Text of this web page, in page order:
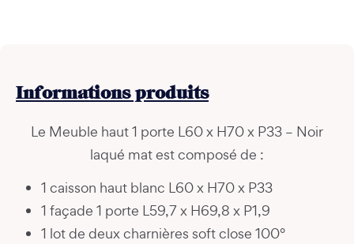
Informationsproduits
Le Meuble haut 1 porte L60 x H70 x P33 – Noir
laqué mat est composé de :
1 caisson haut blanc L60 x H70 x P33
1 façade 1 porte L59,7 x H69,8 x P1,9
1 lot de deux charnières soft close 100°